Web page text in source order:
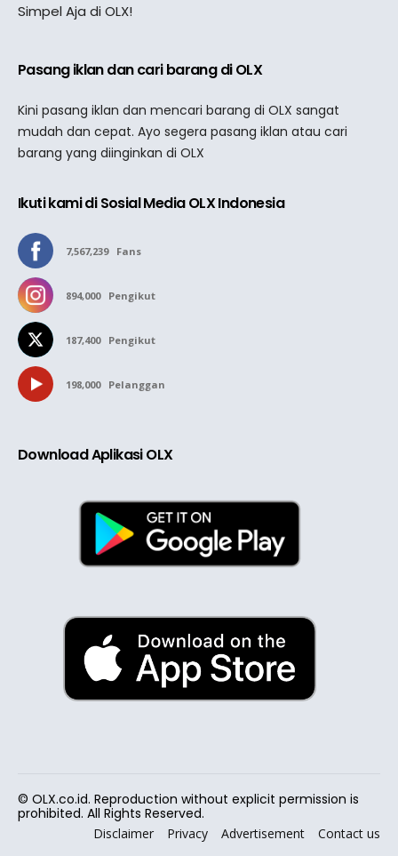
Simpel Aja di OLX!
Pasang iklan dan cari barang di OLX
Kini pasang iklan dan mencari barang di OLX sangat
mudah dan cepat. Ayo segera pasang iklan atau cari
barang yang diinginkan di OLX
Ikuti kami di Sosial Media OLX Indonesia
7,567,239 Fans
894,000 Pengikut
187,400 Pengikut
198,000 Pelanggan
Download Aplikasi OLX
© OLX.co.id. Reproduction without explicit permission is
prohibited. All Rights Reserved.
Disclaimer Privacy Advertisement Contact us